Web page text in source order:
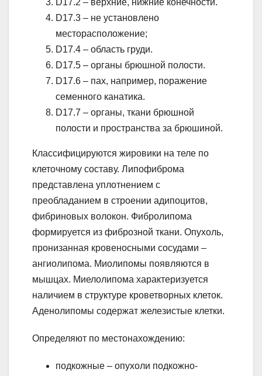
D17.2 – верхние, нижние конечности.
D17.3 – не установлено
месторасположение;
D17.4 – область груди.
D17.5 – органы брюшной полости.
D17.6 – пах, например, поражение
семенного канатика.
D17.7 – органы, ткани брюшной
полости и пространства за брюшиной.
Классифицируются жировики на теле по
клеточному составу. Липофиброма
представлена уплотнением с
преобладанием в строении адипоцитов,
фибриновых волокон. Фибролипома
формируется из фиброзной ткани. Опухоль,
пронизанная кровеносными сосудами –
ангиолипома. Миолипомы появляются в
мышцах. Миелолипома характеризуется
наличием в структуре кроветворных клеток.
Аденолипомы содержат железистые клетки.
Определяют по местонахождению:
подкожные – опухоли подкожно-